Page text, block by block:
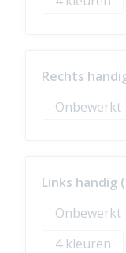
Rechts
Onbewerkt
Links handig
Onbewerkt
4